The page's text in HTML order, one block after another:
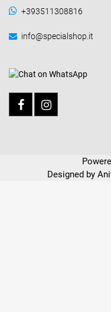
+393511308816
info@specialshop.it
Designed by